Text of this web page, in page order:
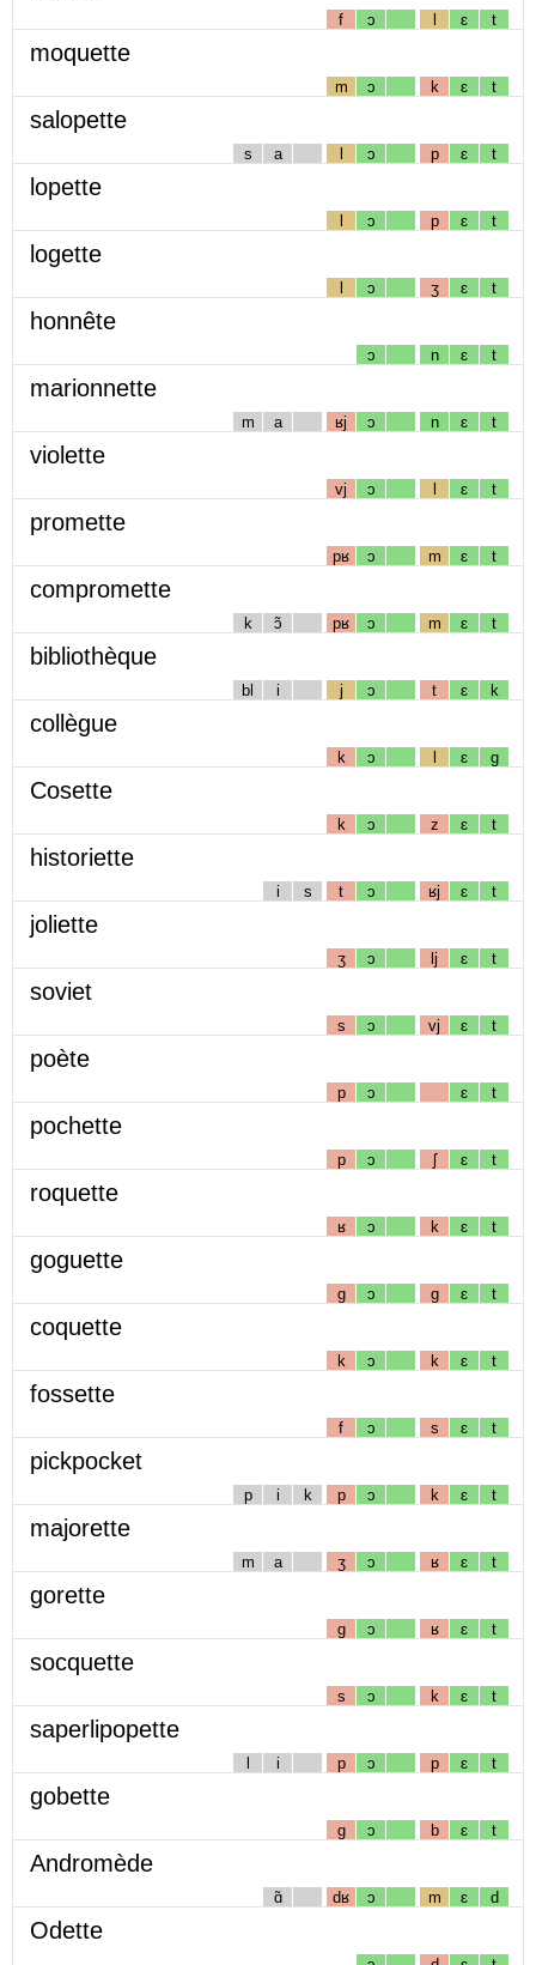
f ɔ l ɛ t
moquette
m ɔ k ɛ t
salopette
s a l ɔ p ɛ t
lopette
l ɔ p ɛ t
logette
l ɔ ʒ ɛ t
honnête
ɔ n ɛ t
marionnette
m a ʁj ɔ n ɛ t
violette
vj ɔ l ɛ t
promette
pʁ ɔ m ɛ t
compromette
k ɔ̃ pʁ ɔ m ɛ t
bibliothèque
bl i j ɔ t ɛ k
collègue
k ɔ l ɛ g
Cosette
k ɔ z ɛ t
historiette
i s t ɔ ʁj ɛ t
joliette
ʒ ɔ lj ɛ t
soviet
s ɔ vj ɛ t
poète
p ɔ ɛ t
pochette
p ɔ ʃ ɛ t
roquette
ʁ ɔ k ɛ t
goguette
g ɔ g ɛ t
coquette
k ɔ k ɛ t
fossette
f ɔ s ɛ t
pickpocket
p i k p ɔ k ɛ t
majorette
m a ʒ ɔ ʁ ɛ t
gorette
g ɔ ʁ ɛ t
socquette
s ɔ k ɛ t
saperlipopette
l i p ɔ p ɛ t
gobette
g ɔ b ɛ t
Andromède
ɑ̃ dʁ ɔ m ɛ d
Odette